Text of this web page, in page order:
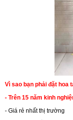
Vì sao bạn phải đặt hoa
- Trên 15 năm kinh
- Giá rẻ nhất thị trường